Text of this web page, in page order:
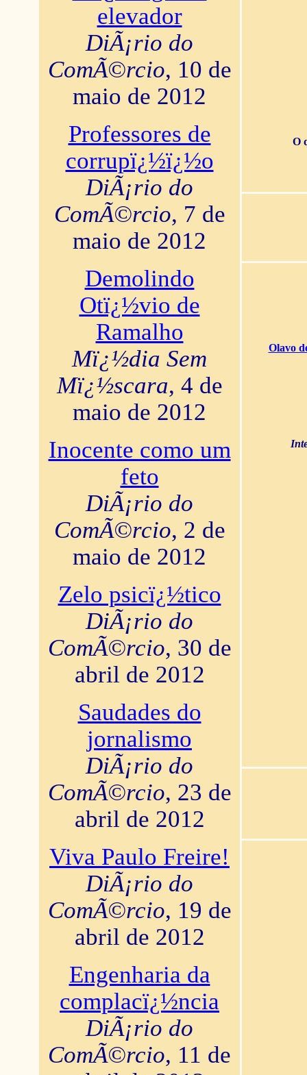
elevador
DiÃ¡rio do
ComÃ©rcio, 10 de
maio de 2012
Professores de
corrupï¿½ï¿½o
DiÃ¡rio do
ComÃ©rcio, 7 de
maio de 2012
Demolindo
Otï¿½vio de
Ramalho
Mï¿½dia Sem
Mï¿½scara, 4 de
maio de 2012
Inocente como um
feto
DiÃ¡rio do
ComÃ©rcio, 2 de
maio de 2012
Zelo psicï¿½tico
DiÃ¡rio do
ComÃ©rcio, 30 de
abril de 2012
Saudades do
jornalismo
DiÃ¡rio do
ComÃ©rcio, 23 de
abril de 2012
Viva Paulo Freire!
DiÃ¡rio do
ComÃ©rcio, 19 de
abril de 2012
Engenharia da
complacï¿½ncia
DiÃ¡rio do
ComÃ©rcio, 11 de
O
Olavo